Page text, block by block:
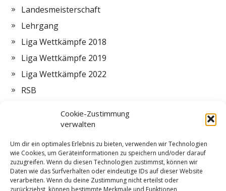
Cookie-Zustimmung
verwalten
Um dir ein optimales Erlebnis zu bieten, verwenden wir Technologien
wie Cookies, um Geräteinformationen zu speichern und/oder darauf
zuzugreifen. Wenn du diesen Technologien zustimmst, können wir
Daten wie das Surfverhalten oder eindeutige IDs auf dieser Website
verarbeiten. Wenn du deine Zustimmung nicht erteilst oder
zurückziehst, können bestimmte Merkmale und Funktionen
Landesmeisterschaft
Lehrgang
Liga Wettkämpfe 2018
Liga Wettkämpfe 2019
Liga Wettkämpfe 2022
RSB
Zeltlager
ZMI